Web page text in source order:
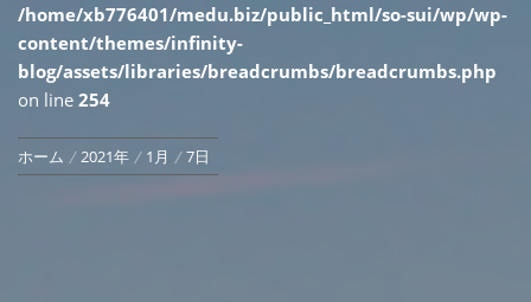
/home/xb776401/medu.biz/public_html/so-sui/wp/wp-
content/themes/infinity-
blog/assets/libraries/breadcrumbs/breadcrumbs.php
on line 254
ホーム 2021年 1月 7日